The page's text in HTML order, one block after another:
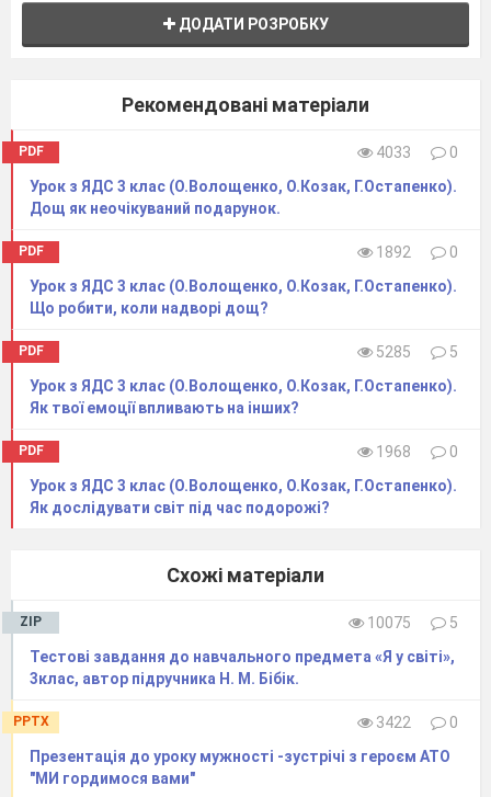
ДОДАТИ РОЗРОБКУ
Рекомендовані матеріали
PDF 4033
0
Урок з ЯДС 3 клас (О.Волощенко, О.Козак, Г.Остапенко).
Дощ як неочікуваний подарунок.
PDF 1892
0
Урок з ЯДС 3 клас (О.Волощенко, О.Козак, Г.Остапенко).
Що робити, коли надворі дощ?
PDF 5285
5
Урок з ЯДС 3 клас (О.Волощенко, О.Козак, Г.Остапенко).
Як твої емоції впливають на інших?
PDF 1968
0
Урок з ЯДС 3 клас (О.Волощенко, О.Козак, Г.Остапенко).
Як дослідувати світ під час подорожі?
Схожі матеріали
ZIP 10075
5
Тестові завдання до навчального предмета «Я у світі»,
3клас, автор підручника Н. М. Бібік.
PPTX 3422
0
Презентація до уроку мужності -зустрічі з героєм АТО
"МИ гордимося вами"